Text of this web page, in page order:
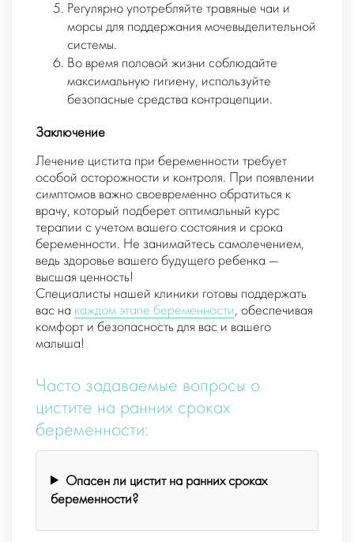
Регулярно употребляйте травяные чаи и
морсы для поддержания мочевыделительной
системы.
Во время половой жизни соблюдайте
максимальную гигиену, используйте
безопасные средства контрацепции.
Заключение
Лечение цистита при беременности требует
особой осторожности и контроля. При появлении
симптомов важно своевременно обратиться к
врачу, который подберет оптимальный курс
терапии с учетом вашего состояния и срока
беременности. Не занимайтесь самолечением,
ведь здоровье вашего будущего ребенка —
высшая ценность!
Специалисты нашей клиники готовы поддержать
вас на каждом этапе беременности, обеспечивая
комфорт и безопасность для вас и вашего
малыша!
Часто задаваемые вопросы о
цистите на ранних сроках
беременности:
Опасен ли цистит на ранних сроках
беременности?